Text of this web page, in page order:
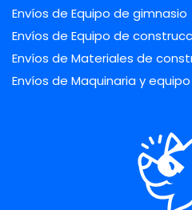
Envíos de Equipo de gimnasio
Envíos de Equipo de
Envíos de Materiales de
Envíos de Maquinaria y